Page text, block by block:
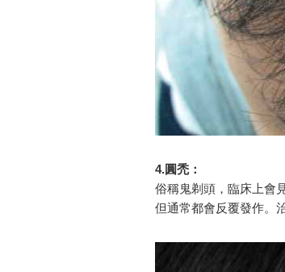
4.圓禿：
俗稱鬼剃頭，臨床上會
但通常都會反覆發作。